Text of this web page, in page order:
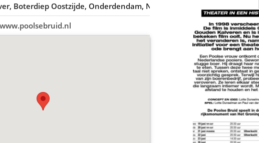
Boterdiep Oostzijde, Onderdendam, Nederland